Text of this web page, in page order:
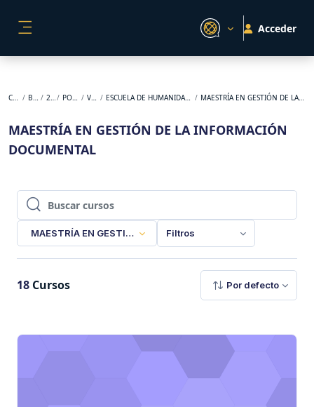
Acceder
Cursos BACKUP 2023-2 POSGRADO VIRTUAL ESCUELA DE HUMANIDADES Y ESTUDIOS SOCIALES MAESTRÍA EN GESTIÓN DE LA INFORMACIÓN DOCUMENTAL
MAESTRÍA EN GESTIÓN DE LA INFORMACIÓN
DOCUMENTAL
Buscar cursos
Buscar cursos
MAESTRÍA EN GESTIÓN DE LA INFORMACIÓN DOCUMENTAL
Filtros
18 Cursos Por defecto